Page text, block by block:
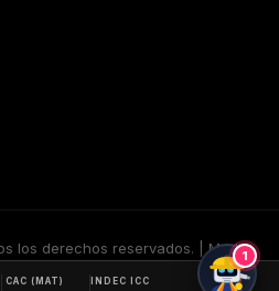
los derechos reservados. | Medio
CAC (MAT) INDEC ICC
1